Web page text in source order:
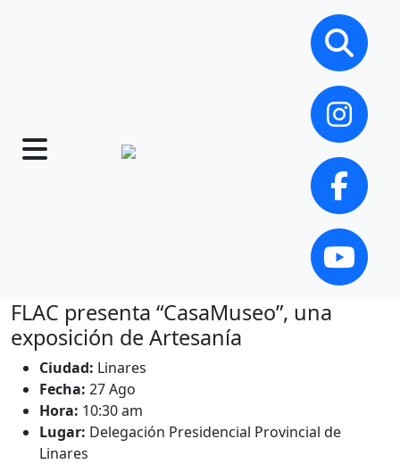
FLAC presenta “CasaMuseo”, una
exposición de Artesanía
Ciudad: Linares
Fecha: 27 Ago
Hora: 10:30 am
Lugar: Delegación Presidencial Provincial de
Linares